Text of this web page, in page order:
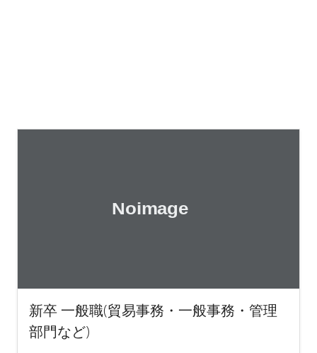
新卒 一般職(貿易事務・一般事務・管理
部門など)